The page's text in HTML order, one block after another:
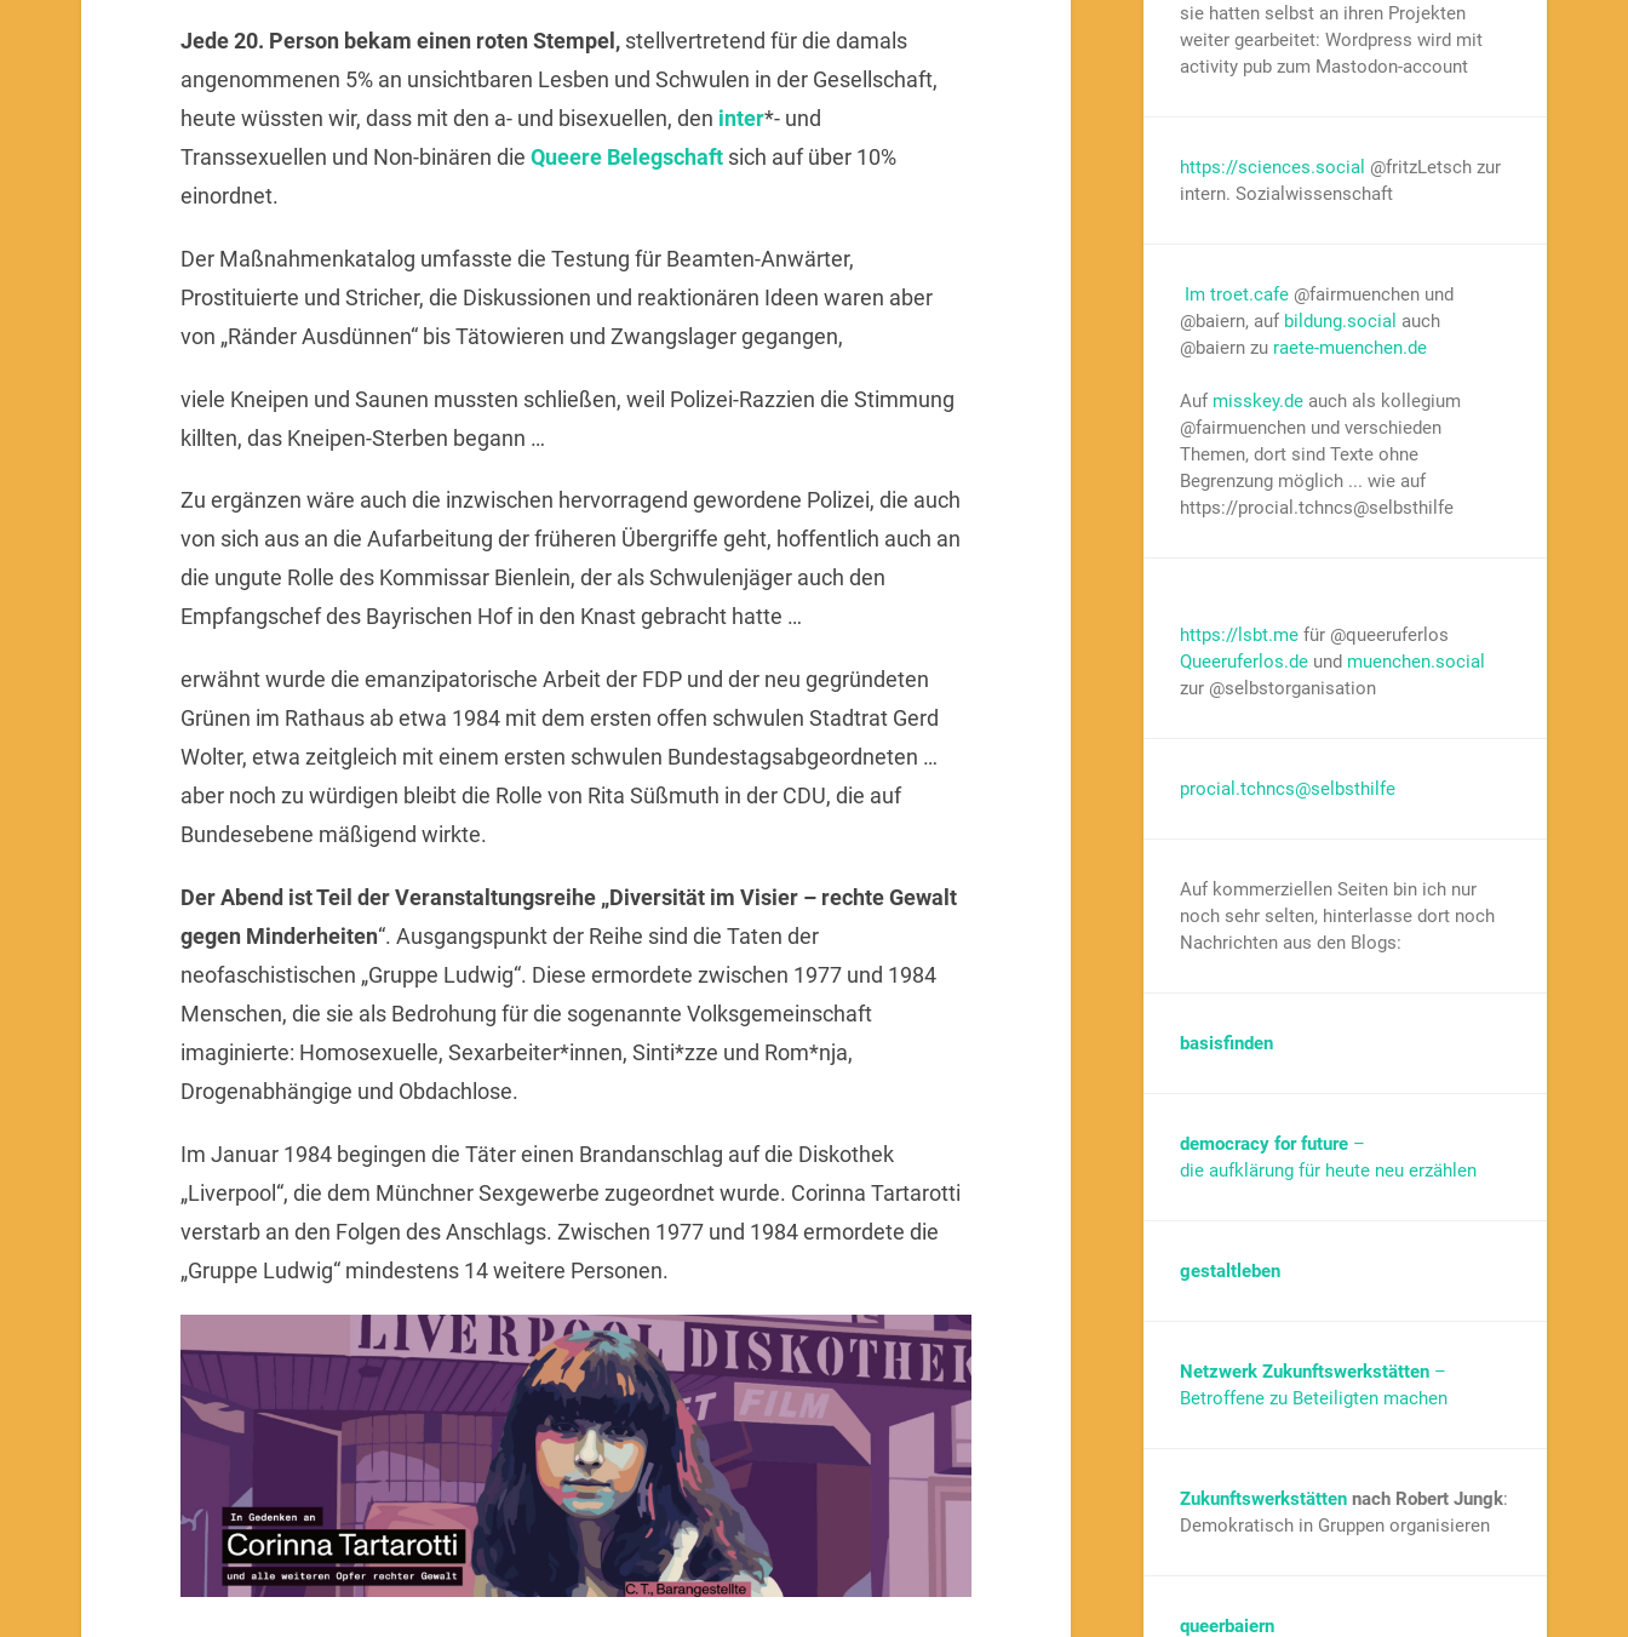
Jede 20. Person bekam einen roten Stempel, stellvertretend für die damals
angenommenen 5% an unsichtbaren Lesben und Schwulen in der Gesellschaft,
heute wüssten wir, dass mit den a- und bisexuellen, den inter*- und
Transsexuellen und Non-binären die Queere Belegschaftsich auf über 10%
einordnet.
Der Maßnahmenkatalog umfasste die Testung für Beamten-Anwärter,
Prostituierte und Stricher, die Diskussionen und reaktionären Ideen waren aber
von „Ränder Ausdünnen“ bis Tätowieren und Zwangslager gegangen,
viele Kneipen und Saunen mussten schließen, weil Polizei-Razzien die Stimmung
killten, das Kneipen-Sterben begann …
Zu ergänzen wäre auch die inzwischen hervorragend gewordene Polizei, die auch
von sich aus an die Aufarbeitung der früheren Übergriffe geht, hoffentlich auch an
die ungute Rolle des Kommissar Bienlein, der als Schwulenjäger auch den
Empfangschef des Bayrischen Hof in den Knast gebracht hatte …
erwähnt wurde die emanzipatorische Arbeit der FDP und der neu gegründeten
Grünen im Rathaus ab etwa 1984 mit dem ersten offen schwulen Stadtrat Gerd
Wolter, etwa zeitgleich mit einem ersten schwulen Bundestagsabgeordneten …
aber noch zu würdigen bleibt die Rolle von Rita Süßmuth in der CDU, die auf
Bundesebene mäßigend wirkte.
Der Abend ist Teil der Veranstaltungsreihe „Diversität im Visier – rechte Gewalt
gegen Minderheiten“. Ausgangspunkt der Reihe sind die Taten der
neofaschistischen „Gruppe Ludwig“. Diese ermordete zwischen 1977 und 1984
Menschen, die sie als Bedrohung für die sogenannte Volksgemeinschaft
imaginierte: Homosexuelle, Sexarbeiter*innen, Sinti*zze und Rom*nja,
Drogenabhängige und Obdachlose.
Im Januar 1984 begingen die Täter einen Brandanschlag auf die Diskothek
„Liverpool“, die dem Münchner Sexgewerbe zugeordnet wurde. Corinna Tartarotti
verstarb an den Folgen des Anschlags. Zwischen 1977 und 1984 ermordete die
„Gruppe Ludwig“ mindestens 14 weitere Personen.
sie hatten selbst an ihren Projekten
weiter gearbeitet: Wordpress wird mit
activity pub zum Mastodon-account
https://sciences.social @fritzLetsch zur
intern. Sozialwissenschaft
Im troet.cafe @fairmuenchen und
@baiern, auf bildung.social auch
@baiern zu raete-muenchen.de
Auf misskey.de auch als kollegium
@fairmuenchen und verschieden
Themen, dort sind Texte ohne
Begrenzung möglich ... wie auf
https://procial.tchncs@selbsthilfe
https://lsbt.me für @queeruferlos
Queeruferlos.de und muenchen.social
zur @selbstorganisation
procial.tchncs@selbsthilfe
Auf kommerziellen Seiten bin ich nur
noch sehr selten, hinterlasse dort noch
Nachrichten aus den Blogs:
basisfinden
democracy for future –
die aufklärung für heute neu erzählen
gestaltleben
Netzwerk Zukunftswerkstätten –
Betroffene zu Beteiligten machen
Zukunftswerkstätten nach Robert Jungk:
Demokratisch in Gruppen organisieren
queerbaiern